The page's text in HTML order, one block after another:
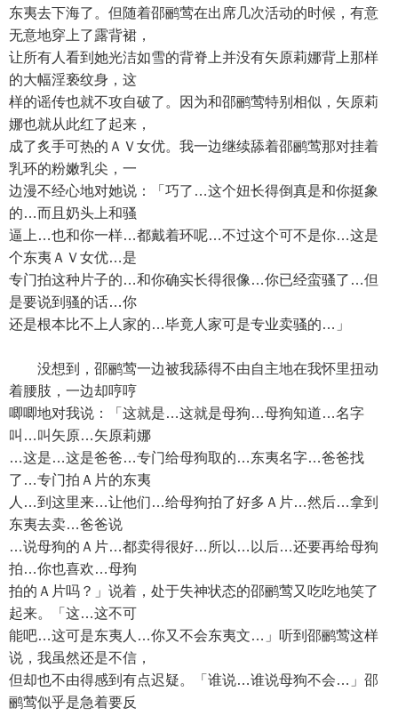
东夷去下海了。但随着邵鹂莺在出席几次活动的时候，有意
无意地穿上了露背裙，
让所有人看到她光洁如雪的背脊上并没有矢原莉娜背上那样
的大幅淫亵纹身，这
样的谣传也就不攻自破了。因为和邵鹂莺特别相似，矢原莉
娜也就从此红了起来，
成了炙手可热的ＡＶ女优。我一边继续舔着邵鹂莺那对挂着
乳环的粉嫩乳尖，一
边漫不经心地对她说：「巧了…这个妞长得倒真是和你挺象
的…而且奶头上和骚
逼上…也和你一样…都戴着环呢…不过这个可不是你…这是
个东夷ＡＶ女优…是
专门拍这种片子的…和你确实长得很像…你已经蛮骚了…但
是要说到骚的话…你
还是根本比不上人家的…毕竟人家可是专业卖骚的…」
没想到，邵鹂莺一边被我舔得不由自主地在我怀里扭动
着腰肢，一边却哼哼
唧唧地对我说：「这就是…这就是母狗…母狗知道…名字
叫…叫矢原…矢原莉娜
…这是…这是爸爸…专门给母狗取的…东夷名字…爸爸找
了…专门拍Ａ片的东夷
人…到这里来…让他们…给母狗拍了好多Ａ片…然后…拿到
东夷去卖…爸爸说
…说母狗的Ａ片…都卖得很好…所以…以后…还要再给母狗
拍…你也喜欢…母狗
拍的Ａ片吗？」说着，处于失神状态的邵鹂莺又吃吃地笑了
起来。「这…这不可
能吧…这可是东夷人…你又不会东夷文…」听到邵鹂莺这样
说，我虽然还是不信，
但却也不由得感到有点迟疑。「谁说…谁说母狗不会…」邵
鹂莺似乎是急着要反